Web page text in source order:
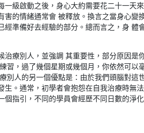
級啟動之後，身心大約需要花二十一天
的情緒通常會 被釋放。換言之當身心變
準備好去經驗的部分。總而言之，身 體
療別人，並強調 其重要性，部分原因是
，過了幾個星期或幾個月，你依然可以
人的另一個優點是：由於我們頭腦對這
。通常，初學者會抱怨在自我治療時無
指引，不同的學員會經歷不同日數的淨化